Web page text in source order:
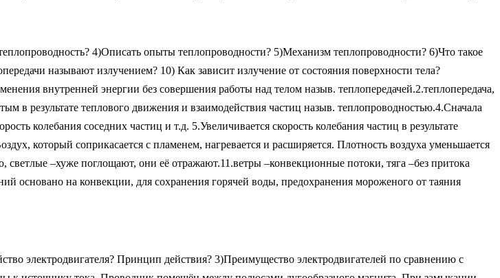
4)Описать опыты теплопроводности? 5)Механизм теплопроводности? 6)Что такое
называют излучением? 10) Как зависит излучение от состояния поверхности тела?
внутренней энергии без совершения работы над телом назыв. теплопередачей.2.теплопередача,
в результате теплового движения и взаимодействия частиц назыв. теплопроводностью.4.Сначала
колебания соседних частиц и т.д. 5.Увеличивается скорость колебания частиц в результате
который соприкасается с пламенем, нагревается и расширяется. Плотность воздуха уменьшается
–хуже поглощают, они её отражают.11.ветры –конвекционные потоки, тяга –без притока
основано на конвекции, для сохранения горячей воды, предохранения мороженого от таяния
электродвигателя? Принцип действия? 3)Преимущество электродвигателей по сравнению с